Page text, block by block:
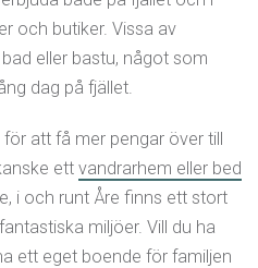
sv
och butiker. Vissa av
eller bastu, något som
dag på fjället.
att få mer pengar över till
ett vandrarhem eller bed
i och runt Åre finns ett stort
miljöer. Vill du ha
ett eget boende för familjen